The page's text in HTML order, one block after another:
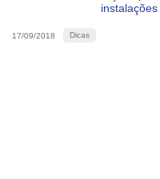
17/09/2018 Dicas